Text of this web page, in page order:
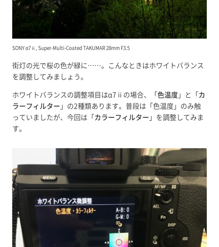
SONY α7ⅱ, Super-Multi-Coated TAKUMAR 28mm F3.5
街灯の光で桜の色が緑に……。こんなときはホワイトバランス
を調整してみましょう。
ホワイトバランスの調整項目はα7ⅱの場合、「 色温度 」と「 カ
ラーフィルター 」の2種類あります。普段は「色温度」のみ触
っていましたが、今回は「 カラーフィルター 」を調整してみま
す。